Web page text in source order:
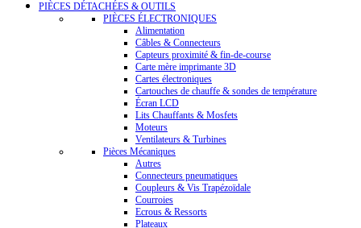
PIÈCES DÉTACHÉES & OUTILS
PIÈCES ÉLECTRONIQUES
Alimentation
Câbles & Connecteurs
Capteurs proximité & fin-de-course
Carte mère imprimante 3D
Cartes électroniques
Cartouches de chauffe & sondes de température
Écran LCD
Lits Chauffants & Mosfets
Moteurs
Ventilateurs & Turbines
Pièces Mécaniques
Autres
Connecteurs pneumatiques
Coupleurs & Vis Trapézoïdale
Courroies
Ecrous & Ressorts
Plateaux